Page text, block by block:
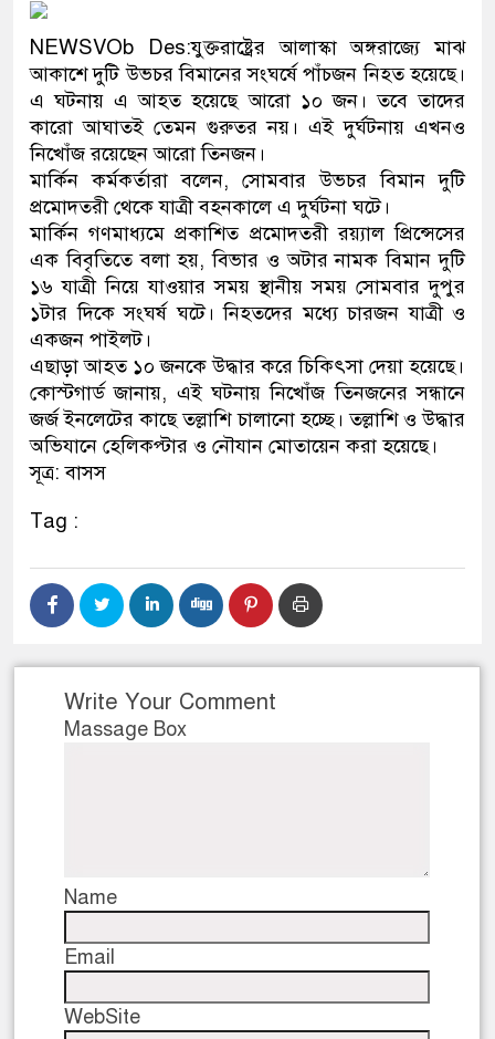
মাদক কারবারি গ্রেফতার
২৮ লাখ টাকার জাল নোটসহ
থানা পুলিশ
যেকোনো সময় বেনজীরের
নেতৃত্ব ও গণতন্ত্রের মূর্তমান
যে ভাবে ডেভিড ইমনের কাছে
অবৈধ বিদেশি পিস্তল,
জড়িত কিশোর গ্যাংয়ের চার শিশু
NEWSVOb Des:যুক্তরাষ্ট্রের আলাস্কা অঙ্গরাজ্যে মাঝ
আকাশে দুটি উভচর বিমানের সংঘর্ষে পাঁচজন নিহত হয়েছে।
এ ঘটনায় এ আহত হয়েছে আরো ১০ জন। তবে তাদের
কারো আঘাতই তেমন গুরুতর নয়। এই দুর্ঘটনায় এখনও
নিখোঁজ রয়েছেন আরো তিনজন।
মার্কিন কর্মকর্তারা বলেন, সোমবার উভচর বিমান দুটি
প্রমোদতরী থেকে যাত্রী বহনকালে এ দুর্ঘটনা ঘটে।
মার্কিন গণমাধ্যমে প্রকাশিত প্রমোদতরী রয়্যাল প্রিন্সেসের
এক বিবৃতিতে বলা হয়, বিভার ও অটার নামক বিমান দুটি
১৬ যাত্রী নিয়ে যাওয়ার সময় স্থানীয় সময় সোমবার দুপুর
১টার দিকে সংঘর্ষ ঘটে। নিহতদের মধ্যে চারজন যাত্রী ও
একজন পাইলট।
এছাড়া আহত ১০ জনকে উদ্ধার করে চিকিৎসা দেয়া হয়েছে।
কোস্টগার্ড জানায়, এই ঘটনায় নিখোঁজ তিনজনের সন্ধানে
জর্জ ইনলেটের কাছে তল্লাশি চালানো হচ্ছে। তল্লাশি ও উদ্ধার
অভিযানে হেলিকপ্টার ও নৌযান মোতায়েন করা হয়েছে।
সূত্র: বাসস
Tag :
Write Your Comment
Massage Box
Name
Email
WebSite